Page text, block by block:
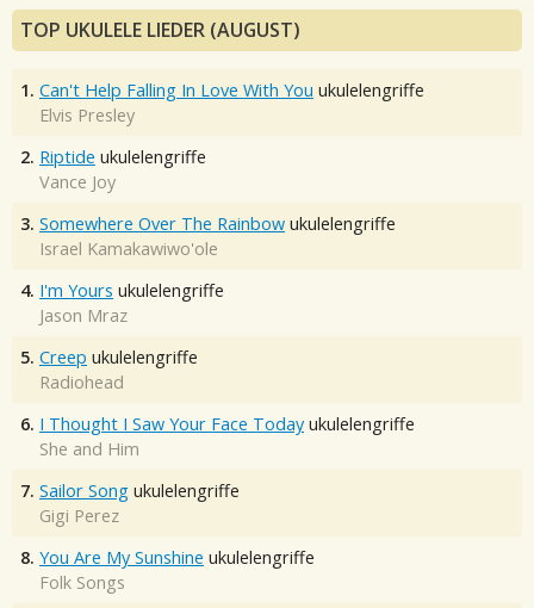
TOP UKULELE LIEDER (AUGUST)
1. Can't Help Falling In Love With You ukulelengriffe
Elvis Presley
2. Riptide ukulelengriffe
Vance Joy
3. Somewhere Over The Rainbow ukulelengriffe
Israel Kamakawiwo'ole
4. I'm Yours ukulelengriffe
Jason Mraz
5. Creep ukulelengriffe
Radiohead
6. I Thought I Saw Your Face Today ukulelengriffe
She and Him
7. Sailor Song ukulelengriffe
Gigi Perez
8. You Are My Sunshine ukulelengriffe
Folk Songs